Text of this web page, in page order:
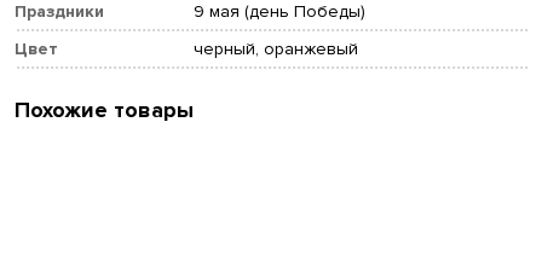
Праздники
9 мая (день Победы)
Цвет
черный, оранжевый
Похожие товары